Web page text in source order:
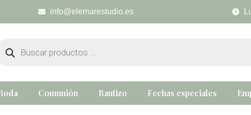
info@elemarestudio.es
Comunión Bautizo Fechas especiales